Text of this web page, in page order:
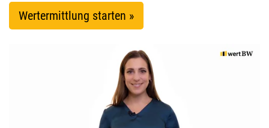
Wertermittlung starten »